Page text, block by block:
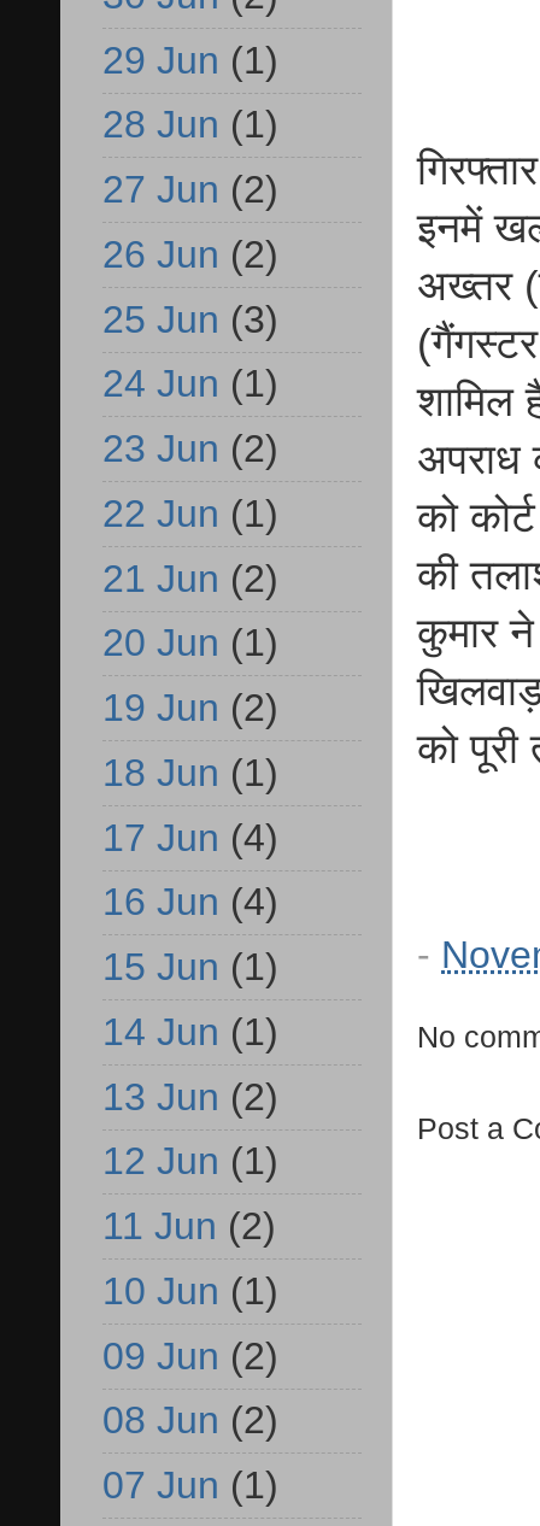
इनमें
अख्तर
शामिल
को
की
कुमार ने
को
-
No
Post a
29 Jun (1)
28 Jun (1)
27 Jun (2)
26 Jun (2)
25 Jun (3)
24 Jun (1)
23 Jun (2)
22 Jun (1)
21 Jun (2)
20 Jun (1)
19 Jun (2)
18 Jun (1)
17 Jun (4)
16 Jun (4)
15 Jun (1)
14 Jun (1)
13 Jun (2)
12 Jun (1)
11 Jun (2)
10 Jun (1)
09 Jun (2)
08 Jun (2)
07 Jun (1)